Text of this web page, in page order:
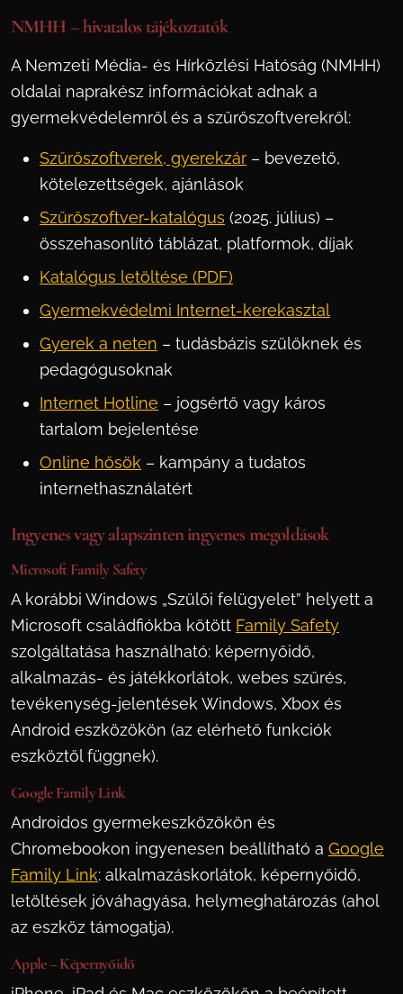
NMHH – hivatalos tájékoztatók
A Nemzeti Média- és Hírközlési Hatóság (NMHH)
oldalai naprakész információkat adnak a
gyermekvédelemről és a szűrőszoftverekről:
Szűrőszoftverek, gyerekzár – bevezető,
kötelezettségek, ajánlások
Szűrőszoftver-katalógus (2025. július) –
összehasonlító táblázat, platformok, díjak
Katalógus letöltése (PDF)
Gyermekvédelmi Internet-kerekasztal
Gyerek a neten – tudásbázis szülőknek és
pedagógusoknak
Internet Hotline – jogsértő vagy káros
tartalom bejelentése
Online hősök – kampány a tudatos
internethasználatért
Ingyenes vagy alapszinten ingyenes megoldások
Microsoft Family Safety
A korábbi Windows „Szülői felügyelet” helyett a
Microsoft családfiókba kötött Family Safety
szolgáltatása használható: képernyőidő,
alkalmazás- és játékkorlátok, webes szűrés,
tevékenység-jelentések Windows, Xbox és
Android eszközökön (az elérhető funkciók
eszköztől függnek).
Google Family Link
Androidos gyermekeszközökön és
Chromebookon ingyenesen beállítható a Google
Family Link: alkalmazáskorlátok, képernyőidő,
letöltések jóváhagyása, helymeghatározás (ahol
az eszköz támogatja).
Apple – Képernyőidő